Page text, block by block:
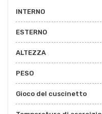
INTERNO
ESTERNO
ALTEZZA
PESO
Gioco del cuscinetto